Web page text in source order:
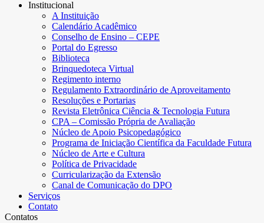
Institucional
A Instituição
Calendário Acadêmico
Conselho de Ensino – CEPE
Portal do Egresso
Biblioteca
Brinquedoteca Virtual
Regimento interno
Regulamento Extraordinário de Aproveitamento
Resoluções e Portarias
Revista Eletrônica Ciência & Tecnologia Futura
CPA – Comissão Própria de Avaliação
Núcleo de Apoio Psicopedagógico
Programa de Iniciação Científica da Faculdade Futura
Núcleo de Arte e Cultura
Política de Privacidade
Curricularização da Extensão
Canal de Comunicação do DPO
Serviços
Contato
Contatos